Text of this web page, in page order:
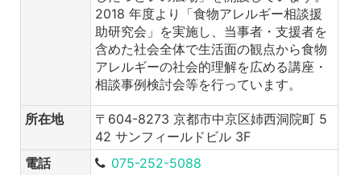
2018 年度より「食物アレルギー相談援
助研究会」を実施し、当事者・支援者を
含めた社会全体で生活面の観点から食物
アレルギーの社会的理解を広める講座・
相談事例検討会等を行っています。
所在地
〒604-8273 京都市中京区姉西洞院町 5
42 サンフィールドビル 3F
電話
075-252-5088